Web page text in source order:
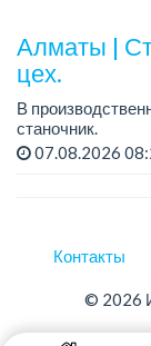
Алматы |
цех.
В
станочник.
График работы:
07.08.2026
Контакты
© 2026